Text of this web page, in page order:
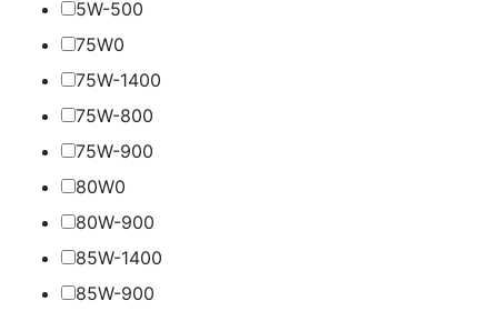
5W-500
75W0
75W-1400
75W-800
75W-900
80W0
80W-900
85W-1400
85W-900